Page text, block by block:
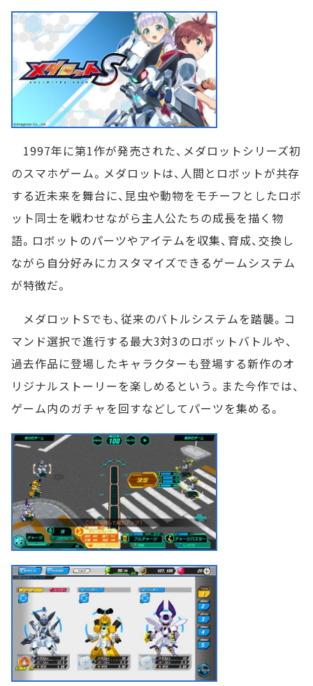
1997年に第1作が発売された、メダロットシリーズ初
のスマホゲーム。メダロットは、人間とロボットが共存
する近未来を舞台に、昆虫や動物をモチーフとしたロボ
ット同士を戦わせながら主人公たちの成長を描く物
語。ロボットのパーツやアイテムを収集、育成、交換し
ながら自分好みにカスタマイズできるゲームシステム
が特徴だ。
メダロットSでも、従来のバトルシステムを踏襲。コ
マンド選択で進行する最大3対3のロボットバトルや、
過去作品に登場したキャラクターも登場する新作のオ
リジナルストーリーを楽しめるという。また今作では、
ゲーム内のガチャを回すなどしてパーツを集める。